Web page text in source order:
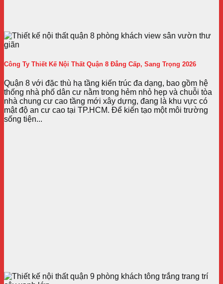
Công Ty Thiết Kế Nội Thất Quận 8 Đẳng Cấp, Sang Trọng 2026
Quận 8 với đặc thù hạ tầng kiến trúc đa dạng, bao gồm hệ
thống nhà phố dân cư nằm trong hẻm nhỏ hẹp và chuỗi tòa
nhà chung cư cao tầng mới xây dựng, đang là khu vực có
mật độ an cư cao tại TP.HCM. Để kiến tạo một môi trường
sống tiện...